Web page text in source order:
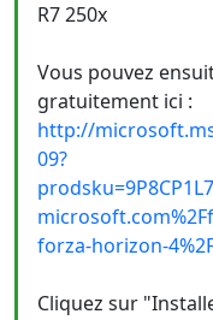
R7 250x
Vous pouvez
gratuitement ici :
http://
09?
forza-horizon-
Cliquez sur